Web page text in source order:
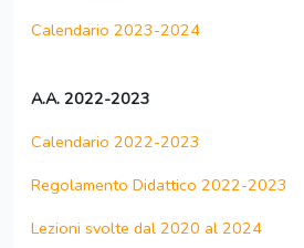
Calendario 2023-2024
A.A. 2022-2023
Calendario 2022-2023
Regolamento Didattico 2022-2023
Lezioni svolte dal 2020 al 2024